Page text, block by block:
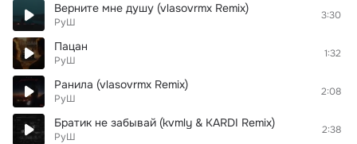
Верните мне душу (vlasovrmx Remix)
РуШ
3:30
Пацан
РуШ
1:32
Ранила (vlasovrmx Remix)
РуШ
2:08
Братик не забывай (kvmly & KARDI Remix)
РуШ
2:38